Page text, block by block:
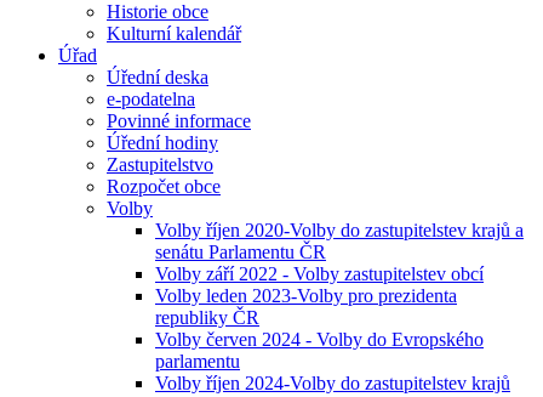
Historie obce
Kulturní kalendář
Úřad
Úřední deska
e-podatelna
Povinné informace
Úřední hodiny
Zastupitelstvo
Rozpočet obce
Volby
Volby říjen 2020-Volby do zastupitelstev krajů a
senátu Parlamentu ČR
Volby září 2022 - Volby zastupitelstev obcí
Volby leden 2023-Volby pro prezidenta
republiky ČR
Volby červen 2024 - Volby do Evropského
parlamentu
Volby říjen 2024-Volby do zastupitelstev krajů